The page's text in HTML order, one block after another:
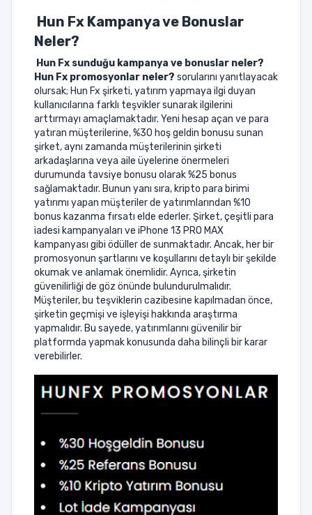
Hun Fx Kampanya ve Bonuslar
Neler?
Hun Fx sunduğu kampanya ve bonuslar neler?
Hun Fx promosyonlar neler? sorularını yanıtlayacak
olursak; Hun Fx şirketi, yatırım yapmaya ilgi duyan
kullanıcılarına farklı teşvikler sunarak ilgilerini
arttırmayı amaçlamaktadır. Yeni hesap açan ve para
yatıran müşterilerine, %30 hoş geldin bonusu sunan
şirket, aynı zamanda müşterilerinin şirketi
arkadaşlarına veya aile üyelerine önermeleri
durumunda tavsiye bonusu olarak %25 bonus
sağlamaktadır. Bunun yanı sıra, kripto para birimi
yatırımı yapan müşteriler de yatırımlarından %10
bonus kazanma fırsatı elde ederler. Şirket, çeşitli para
iadesi kampanyaları ve iPhone 13 PRO MAX
kampanyası gibi ödüller de sunmaktadır. Ancak, her bir
promosyonun şartlarını ve koşullarını detaylı bir şekilde
okumak ve anlamak önemlidir. Ayrıca, şirketin
güvenilirliği de göz önünde bulundurulmalıdır.
Müşteriler, bu teşviklerin cazibesine kapılmadan önce,
şirketin geçmişi ve işleyişi hakkında araştırma
yapmalıdır. Bu sayede, yatırımlarını güvenilir bir
platformda yapmak konusunda daha bilinçli bir karar
verebilirler.